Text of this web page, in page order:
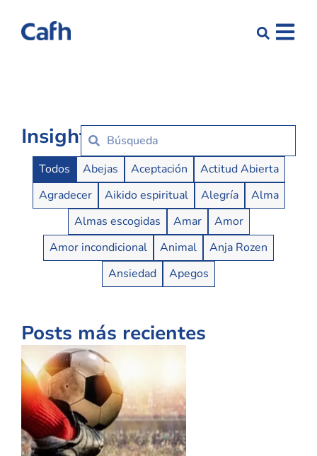
Insights
Insights Buttons
Todos Abejas Aceptación
Actitud Abierta
Agradecer
Aikido espiritual Alegría
Alma
Almas escogidas
Amar
Amor
Amor incondicional
Animal
Anja Rozen
Ansiedad
Apegos
Posts más recientes